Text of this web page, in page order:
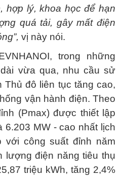
hợp lý, khoa học để hạn
quá tải, gây mất điện
vị này nói.
trong những
vừa qua, nhu cầu sử
Thủ đô liên tục tăng cao,
vận hành điện. Theo
(Pmax) được thiết lập
6.203 MW - cao nhất lịch
công suất đỉnh năm
lượng điện năng tiêu thụ
triệu kWh, tăng 2,4%